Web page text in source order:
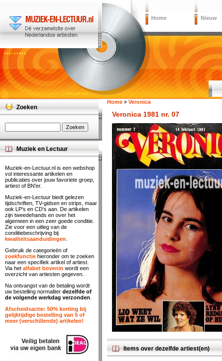
Home Nieuw
Home » Veronica
Veronica 1981 nr. 07
Items over dezelfde artiest(en)
Zoeken
Muziek en Lectuur
Muziek-en-Lectuur.nl is een webshop
vol interessante artikelen en
publicaties over jouw favoriete groep,
artiest of BN'er.
Muziek-en-Lectuur biedt gelezen
tijdschriften, TV-gidsen en strips, maar
ook LP's en CD's aan. De artikelen
zijn tweedehands en over het
algemeen in een zeer goede conditie.
Zie voor een uitleg van de
conditiebeschrijving bij
kwaliteitsaanduidingen
Gebruik de categorieën of
zoekfunctie hieronder om te zoeken
naar een specifiek artikel of artiest.
Via het alfabet bovenin wordt een
overzicht van artiesten gegeven.
Na ontvangst van de betaling wordt
uw bestelling normaliter dezelfde of
de volgende werkdag verzonden
Afscheidsactie: 50% korting bij
gelijktijdige bestelling van 5 of
meer (verschillende) artikelen!